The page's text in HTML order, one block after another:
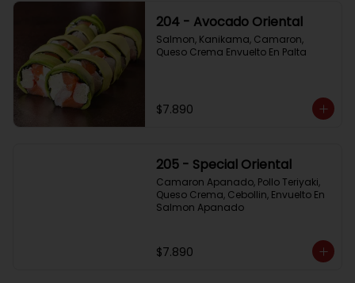
204 - Avocado Oriental
Salmon, Kanikama, Camaron,
Queso Crema Envuelto En Palta
$7.890
205 - Special Oriental
Camaron Apanado, Pollo Teriyaki,
Queso Crema, Cebollin, Envuelto En
Salmon Apanado
$7.890